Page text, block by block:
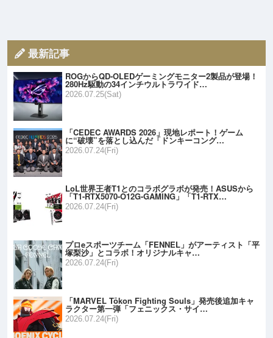
最新記事
ROGからQD-OLEDゲーミングモニター2製品が登場！
280Hz駆動の34インチウルトラワイド…
2026.07.25(Sat)
「CEDEC AWARDS 2026」現地レポート！ゲーム
に“破壊”を落とし込んだ「ドンキーコング…
2026.07.24(Fri)
LoL世界王者T1とのコラボグラボが発売！ASUSから
「T1-RTX5070-O12G-GAMING」「T1-RTX…
2026.07.24(Fri)
プロeスポーツチーム「FENNEL」がアーティスト「平
塚梨沙」とコラボ！オリジナルキャ…
2026.07.24(Fri)
「MARVEL Tōkon Fighting Souls」発売後追加キャ
ラクター第一弾「フェニックス・サイ…
2026.07.24(Fri)